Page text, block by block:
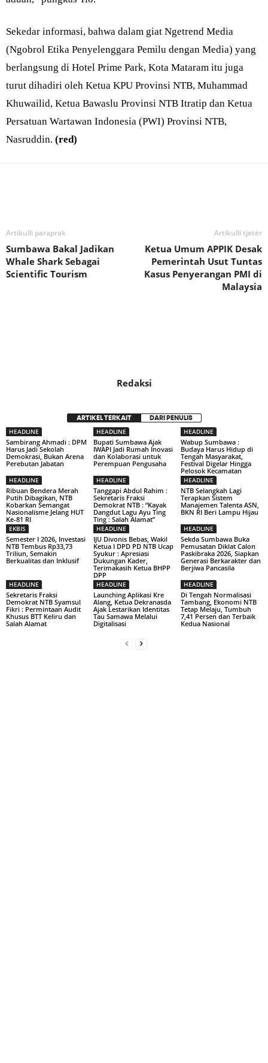
Sekedar informasi, bahwa dalam giat Ngetrend Media
(Ngobrol Etika Penyelenggara Pemilu dengan Media) yang
berlangsung di Hotel Prime Park, Kota Mataram itu juga
turut dihadiri oleh Ketua KPU Provinsi NTB, Muhammad
Khuwailid, Ketua Bawaslu Provinsi NTB Itratip dan Ketua
Persatuan Wartawan Indonesia (PWI) Provinsi NTB,
Nasruddin. (red)
Artikulli paraprak
Sumbawa Bakal Jadikan
Whale Shark Sebagai
Scientific Tourism
Artikulli tjetër
Ketua Umum APPIK Desak
Pemerintah Usut Tuntas
Kasus Penyerangan PMI di
Malaysia
Redaksi
ARTIKEL TERKAIT DARI PENULIS
HEADLINE
Sambirang Ahmadi : DPM
Harus Jadi Sekolah
Demokrasi, Bukan Arena
Perebutan Jabatan
HEADLINE
Bupati Sumbawa Ajak
IWAPI Jadi Rumah Inovasi
dan Kolaborasi untuk
Perempuan Pengusaha
HEADLINE
Wabup Sumbawa :
Budaya Harus Hidup di
Tengah Masyarakat,
Festival Digelar Hingga
Pelosok Kecamatan
HEADLINE
Ribuan Bendera Merah
Putih Dibagikan, NTB
Kobarkan Semangat
Nasionalisme Jelang HUT
Ke-81 RI
HEADLINE
Tanggapi Abdul Rahim :
Sekretaris Fraksi
Demokrat NTB : “Kayak
Dangdut Lagu Ayu Ting
Ting : Salah Alamat”
HEADLINE
NTB Selangkah Lagi
Terapkan Sistem
Manajemen Talenta ASN,
BKN RI Beri Lampu Hijau
EKBIS
Semester I 2026, Investasi
NTB Tembus Rp33,73
Triliun, Semakin
Berkualitas dan Inklusif
HEADLINE
IJU Divonis Bebas, Wakil
Ketua I DPD PD NTB Ucap
Syukur : Apresiasi
Dukungan Kader,
Terimakasih Ketua BHPP
DPP
HEADLINE
Sekda Sumbawa Buka
Pemusatan Diklat Calon
Paskibraka 2026, Siapkan
Generasi Berkarakter dan
Berjiwa Pancasila
HEADLINE
Sekretaris Fraksi
Demokrat NTB Syamsul
Fikri : Permintaan Audit
Khusus BTT Keliru dan
Salah Alamat
HEADLINE
Launching Aplikasi Kre
Alang, Ketua Dekranasda
Ajak Lestarikan Identitas
Tau Samawa Melalui
Digitalisasi
HEADLINE
Di Tengah Normalisasi
Tambang, Ekonomi NTB
Tetap Melaju, Tumbuh
7,41 Persen dan Terbaik
Kedua Nasional